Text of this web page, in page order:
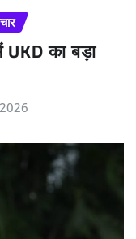
का बड़ा